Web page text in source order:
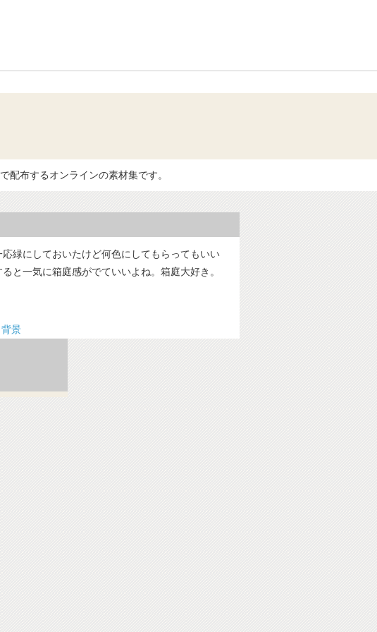
布するオンラインの素材集です。
緑にしておいたけど何色にしてもらってもいい
と一気に箱庭感がでていいよね。箱庭大好き。
背景